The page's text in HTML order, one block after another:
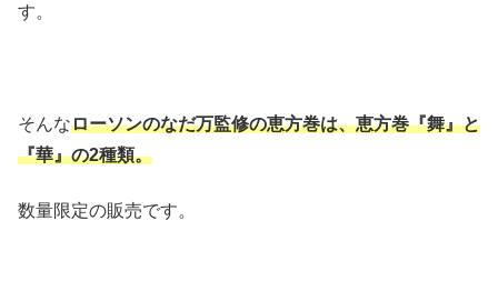
す。
そんなローソンのなだ万監修の恵方巻は、恵方巻『舞』と
『華』の2種類。
数量限定の販売です。